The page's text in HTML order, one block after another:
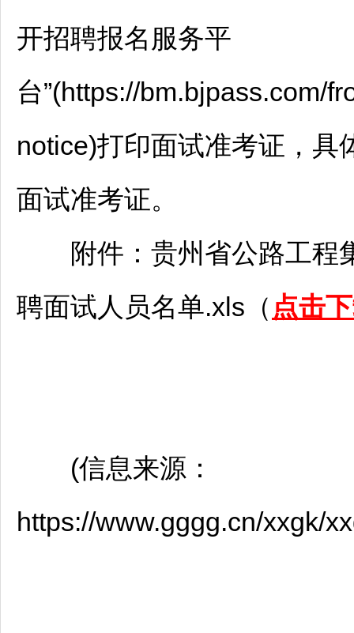
开招聘报名服务平
台”(https://bm.bjpass.com/
notice)打印面试准考证，具
面试准考证。
附件：贵州省公路工程
聘面试人员名单.xls（ 点击
(信息来源：
https://www.gggg.cn/xxgk/